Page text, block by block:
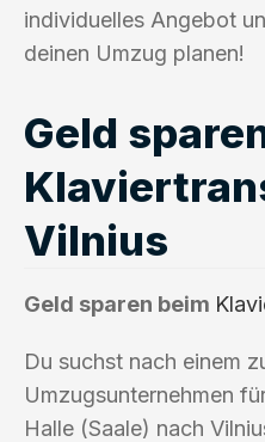
individuelles Angebot
deinen Umzug planen!
Geld
Vilnius
Geld sparen beim
Du suchst nach einem
Umzugsunternehmen
Halle (Saale) nach